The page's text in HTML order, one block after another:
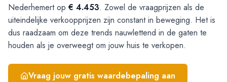
Nederhemert op € 4.453. Zowel de vraagprijzen als de
uiteindelijke verkoopprijzen zijn constant in beweging. Het is
dus raadzaam om deze trends nauwlettend in de gaten te
houden als je overweegt om jouw huis te verkopen.
Vraag jouw gratis waardebepaling aan